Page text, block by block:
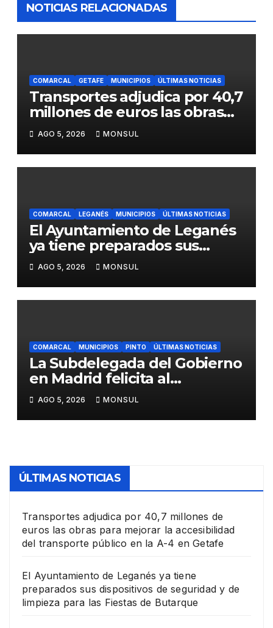
NOTICIAS RELACIONADAS
COMARCAL GETAFE MUNICIPIOS ÚLTIMAS NOTICIAS
Transportes adjudica por 40,7
millones de euros las obras
para mejorar la accesibilidad
del transporte público en la
A-4 en Getafe
AGO 5, 2026 MONSUL
COMARCAL LEGANÉS MUNICIPIOS ÚLTIMAS NOTICIAS
El Ayuntamiento de Leganés
ya tiene preparados sus
dispositivos de seguridad y
de limpieza para las Fiestas
de Butarque
AGO 5, 2026 MONSUL
COMARCAL MUNICIPIOS PINTO ÚLTIMAS NOTICIAS
La Subdelegada del Gobierno
en Madrid felicita al
Ayuntamiento de Pinto por
su dispositivo de seguridad
en las Fiestas Patronales
AGO 5, 2026 MONSUL
ÚLTIMAS NOTICIAS
Transportes adjudica por 40,7 millones de
euros las obras para mejorar la accesibilidad
del transporte público en la A-4 en Getafe
El Ayuntamiento de Leganés ya tiene
preparados sus dispositivos de seguridad y de
limpieza para las Fiestas de Butarque